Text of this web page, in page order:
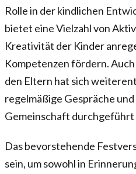
Rolle in der kindlichen
bietet eine Vielzahl von
Kreativität der Kinder
Kompetenzen fördern.
den Eltern hat sich
regelmäßige Gespräche
Gemeinschaft durchgeführt
Das bevorstehende
sein, um sowohl in